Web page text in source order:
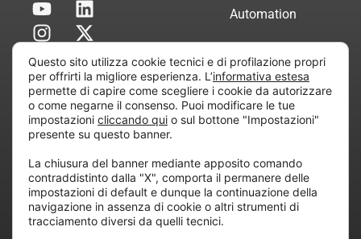
Automation
Servizi di
Consulenza
Certificata
all’attività di direzione e coordinamento di “Project
Informatica”
REA: MI – 194005, P. IVA / CF 07165600961 – All
rights reserved.
Questo sito utilizza cookie tecnici e di profilazione propri
per offrirti la migliore esperienza. L’informativa estesa
permette di capire come scegliere i cookie da autorizzare
o come negarne il consenso. Puoi modificare le tue
impostazioni cliccando qui o sul bottone "Impostazioni"
presente su questo banner.
La chiusura del banner mediante apposito comando
contraddistinto dalla "X", comporta il permanere delle
impostazioni di default e dunque la continuazione della
navigazione in assenza di cookie o altri strumenti di
tracciamento diversi da quelli tecnici.